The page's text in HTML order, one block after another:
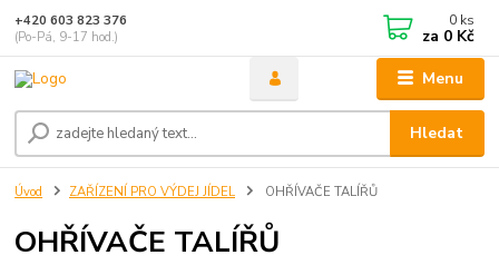
Menu
Hledat
+420 603 823 376
(Po-Pá, 9-17 hod.)
0 ks
za 0 Kč
Úvod ZAŘÍZENÍ PRO VÝDEJ JÍDEL OHŘÍVAČE TALÍŘŮ
OHŘÍVAČE TALÍŘŮ